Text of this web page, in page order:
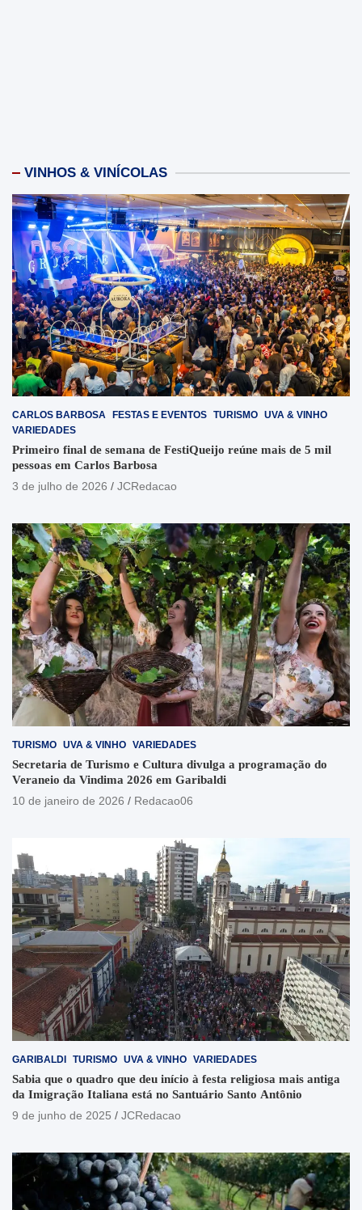
VINHOS & VINÍCOLAS
CARLOS BARBOSA FESTAS E EVENTOS TURISMO UVA & VINHO
VARIEDADES
Primeiro final de semana de FestiQueijo reúne mais de 5 mil
pessoas em Carlos Barbosa
3 de julho de 2026
JCRedacao
TURISMO UVA & VINHO VARIEDADES
Secretaria de Turismo e Cultura divulga a programação do
Veraneio da Vindima 2026 em Garibaldi
10 de janeiro de 2026
Redacao06
GARIBALDI TURISMO UVA & VINHO VARIEDADES
Sabia que o quadro que deu início à festa religiosa mais antiga
da Imigração Italiana está no Santuário Santo Antônio
9 de junho de 2025
JCRedacao